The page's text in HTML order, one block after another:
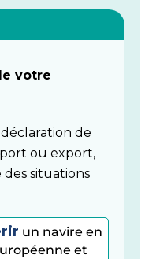
votre
déclaration de
ou export,
des situations
un navire en
et